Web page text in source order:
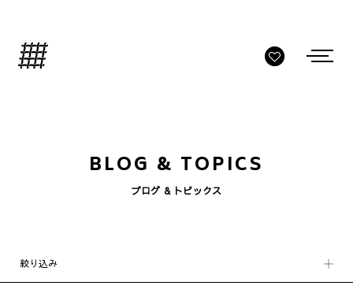
BLOG & TOPICS
ブログ & トピックス
絞り込み